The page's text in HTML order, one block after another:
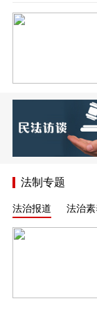
法制专题
法治报道 法治